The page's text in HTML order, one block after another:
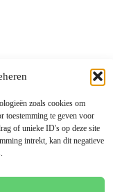
zoals cookies om
toestemming te geven voor
of unieke ID's op deze site
intrekt, kan dit negatieve